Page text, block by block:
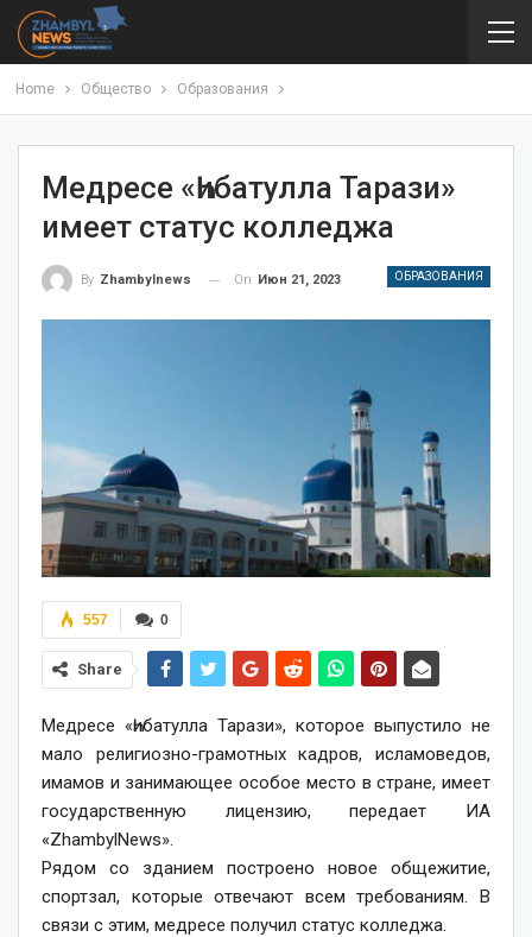
Home Общество Образования
Медресе «Һибатулла Тарази»
имеет статус колледжа
ОБРАЗОВАНИЯ
By Zhambylnews On Июн 21, 2023
0
557
Share
Медресе «Һибатулла Тарази», которое выпустило не
мало религиозно-грамотных кадров, исламоведов,
имамов и занимающее особое место в стране, имеет
государственную лицензию, передает ИА
«ZhambylNews».
Рядом со зданием построено новое общежитие,
спортзал, которые отвечают всем требованиям. В
связи с этим, медресе получил статус колледжа.